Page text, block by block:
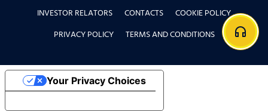
INVESTOR RELATORS CONTACTS
COOKIE POLICY
PRIVACY POLICY
TERMS AND CONDITIONS headphones
Your Privacy Choices